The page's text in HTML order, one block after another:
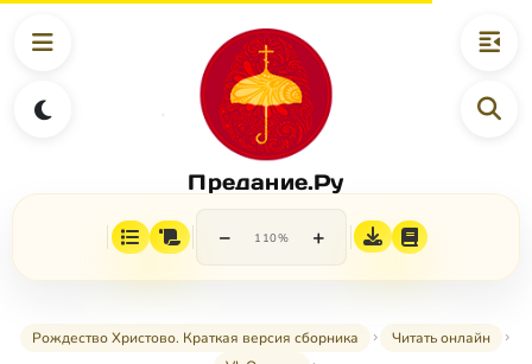
Предание.Ру
− 110% +
Рождество Христово. Краткая версия сборника
Читать онлайн